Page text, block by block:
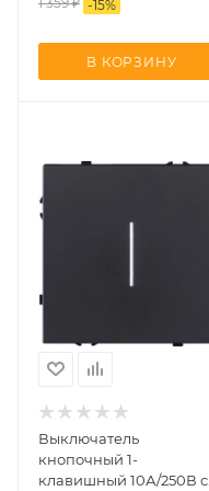
-15%
В КОРЗИНУ
Выключатель
кнопочный 1-
клавишный 10А/250В с